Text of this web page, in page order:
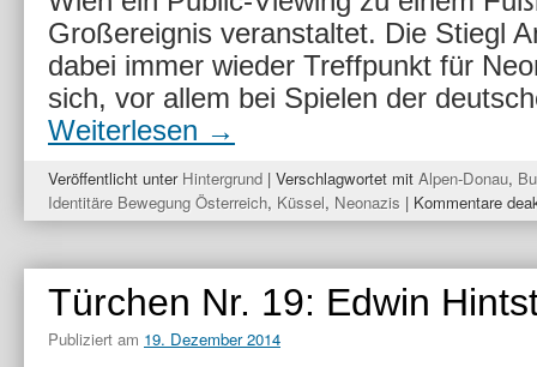
Großereignis veranstaltet. Die Stiegl
dabei immer wieder Treffpunkt für
sich, vor allem bei Spielen der
Weiterlesen →
Veröffentlicht unter Hintergrund | Verschlagwortet mit Alpen-Donau,
Identitäre Bewegung Österreich, Küssel, Neonazis | Kommentare
Türchen Nr. 19: Edwin
Publiziert am 19. Dezember 2014